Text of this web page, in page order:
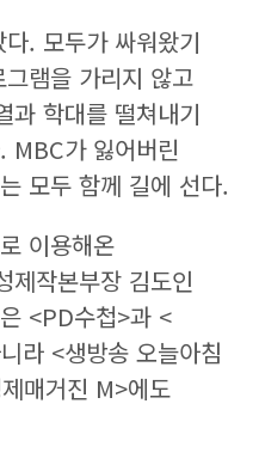
. 모두가 싸워왔기
램을 가리지 않고
과 학대를 떨쳐내기
MBC가 잃어버린
모두 함께 길에 선다.
이용해온
제작본부장 김도인
<PD수첩>과 <
라 <생방송 오늘아침
매거진 M>에도